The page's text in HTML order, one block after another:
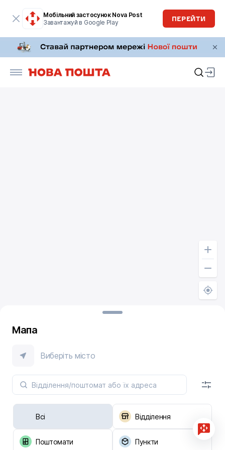
Мобільний застосунок Nova Post
Завантажуй в Google Play
ПЕРЕЙТИ
Мапа
Виберіть місто
Всі Відділення
Поштомати Пункти